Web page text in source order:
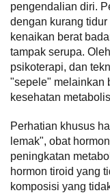
pengendalian diri.
dengan kurang
kenaikan berat
tampak serupa.
psikoterapi, dan
"sepele" melainkan
kesehatan
Perhatian khusus
lemak", obat
peningkatan
hormon tiroid yang
komposisi yang